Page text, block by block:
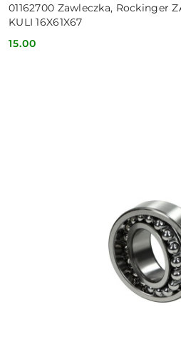
01162700 Zawleczka, Rockinger
KULI 16X61X67
Cena:
15.00